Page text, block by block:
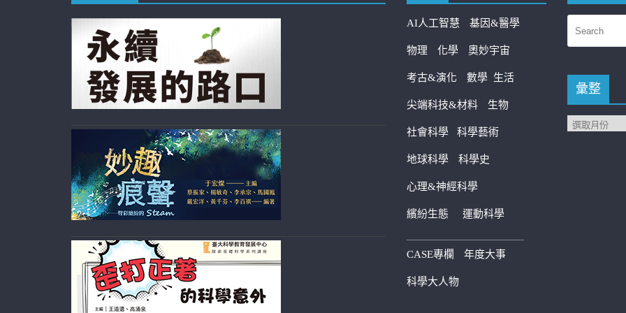
AI人工智慧 基因&醫學
物理 化學 奧妙宇宙
考古&演化 數學 生活
尖端科技&材料 生物
社會科學 科學藝術
地球科學 科學史
心理&神經科學
繽紛生態 運動科學
————————————
CASE專欄 年度大事
科學大人物
彙整